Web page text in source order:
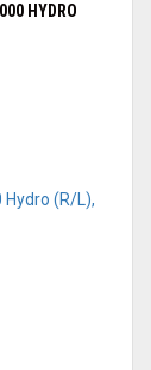
HYDRO